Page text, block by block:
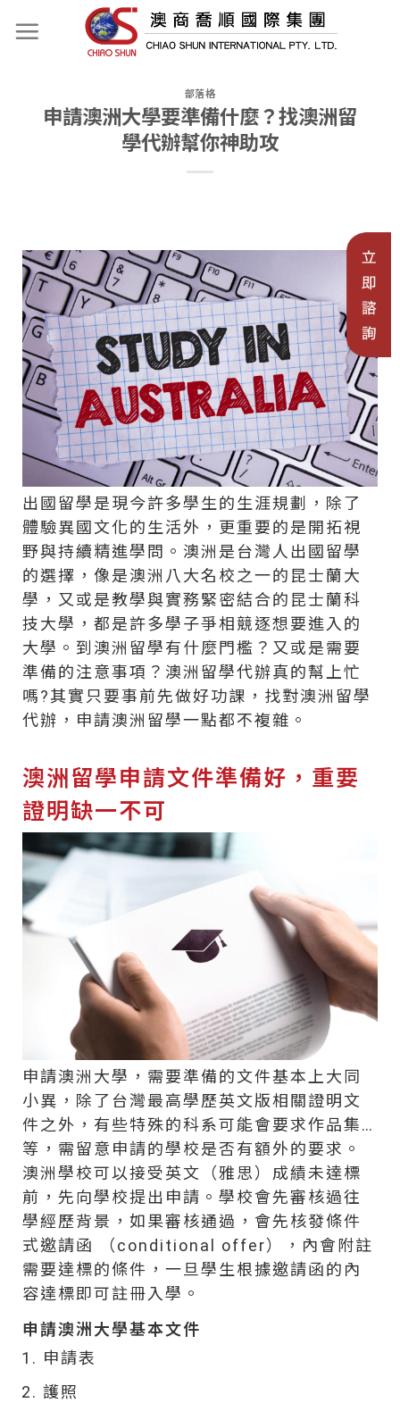
部落格
申請澳洲大學要準備什麼？找澳洲留
學代辦幫你神助攻
出國留學是現今許多學生的生涯規劃，除了
體驗異國文化的生活外，更重要的是開拓視
野與持續精進學問。澳洲是台灣人出國留學
的選擇，像是澳洲八大名校之一的昆士蘭大
學，又或是教學與實務緊密結合的昆士蘭科
技大學，都是許多學子爭相競逐想要進入的
大學。到澳洲留學有什麼門檻？又或是需要
準備的注意事項？澳洲留學代辦真的幫上忙
嗎?其實只要事前先做好功課，找對澳洲留學
代辦，申請澳洲留學一點都不複雜。
澳洲留學申請文件準備好，重要
證明缺一不可
申請澳洲大學，需要準備的文件基本上大同
小異，除了台灣最高學歷英文版相關證明文
件之外，有些特殊的科系可能會要求作品集…
等，需留意申請的學校是否有額外的要求。
澳洲學校可以接受英文（雅思）成績未達標
前，先向學校提出申請。學校會先審核過往
學經歷背景，如果審核通過，會先核發條件
式邀請函 （conditional offer），內會附註
需要達標的條件，一旦學生根據邀請函的內
容達標即可註冊入學。
申請澳洲大學基本文件
申請表
護照